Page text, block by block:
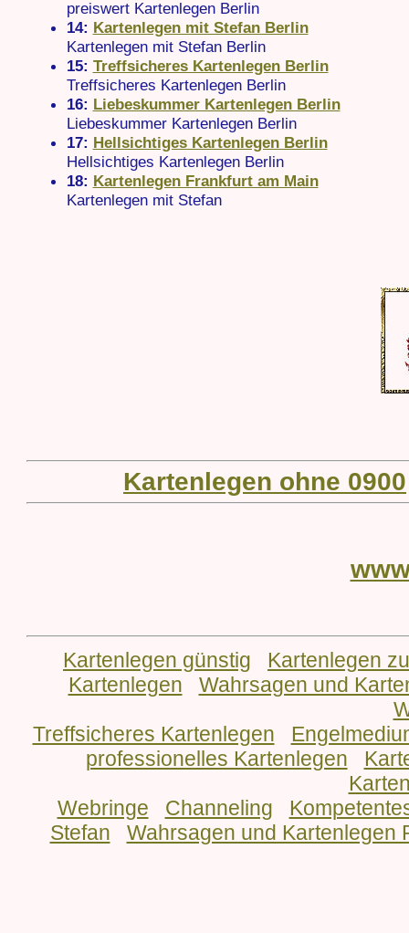
preiswert Kartenlegen Berlin
14: Kartenlegen mit Stefan Berlin
Kartenlegen mit Stefan Berlin
15: Treffsicheres Kartenlegen Berlin
Treffsicheres Kartenlegen Berlin
16: Liebeskummer Kartenlegen Berlin
Liebeskummer Kartenlegen Berlin
17: Hellsichtiges Kartenlegen Berlin
Hellsichtiges Kartenlegen Berlin
18: Kartenlegen Frankfurt am Main
Kartenlegen mit Stefan
Kartenlegen ohne 0900
Kartenlegen günstig
Kartenlegen
Kartenlegen
Wahrsagen und
Treffsicheres Kartenlegen
professionelles Kartenlegen
Webringe
Channeling
Stefan
Wahrsagen und Kartenlegen